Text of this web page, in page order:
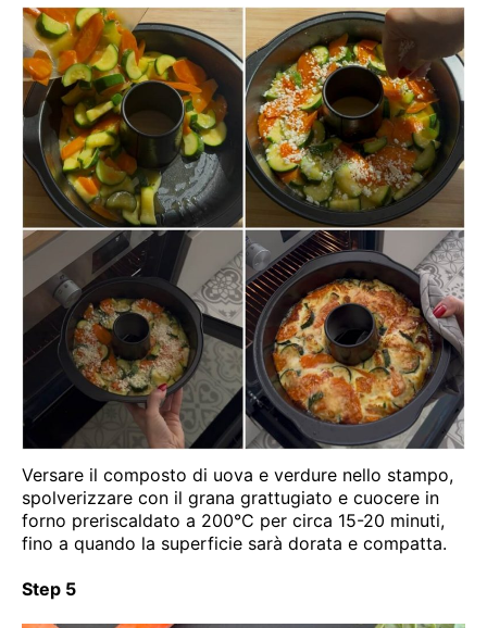
Versare il composto di uova e verdure nello stampo,
spolverizzare con il grana grattugiato e cuocere in
forno preriscaldato a 200°C per circa 15-20 minuti,
fino a quando la superficie sarà dorata e compatta.
Step 5